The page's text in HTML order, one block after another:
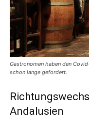
Gastronomen haben den
schon lange gefordert.
Andalusien